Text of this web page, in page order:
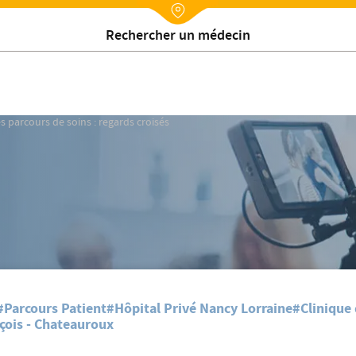
Nx:Annuaire
Contactez-nous
parcours de soins : regards croisés
Patient#Hôpital Privé Nancy Lorraine#Clinique
- Chateauroux